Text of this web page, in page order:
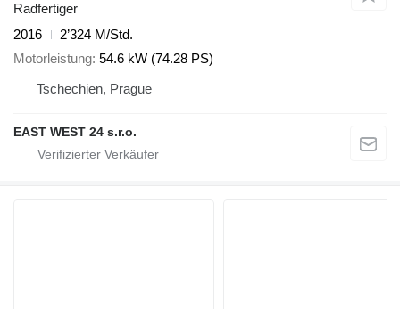
Radfertiger
2016
2’324 M/Std.
Motorleistung 54.6 kW (74.28 PS)
Tschechien, Prague
EAST WEST 24 s.r.o.